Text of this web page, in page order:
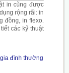
in cũng được
rộng rãi: in
đồng, in flexo.
các kỹ thuật
đình thường